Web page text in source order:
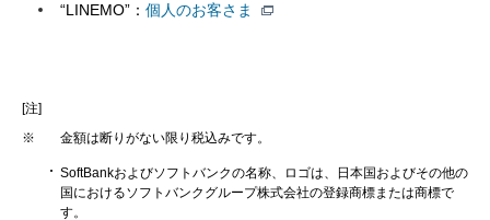
“LINEMO”： 個人のお客さま
[注]
※
金額は断りがない限り税込みです。
SoftBankおよびソフトバンクの名称、ロゴは、日本国およびその他の
国におけるソフトバンクグループ株式会社の登録商標または商標で
す。